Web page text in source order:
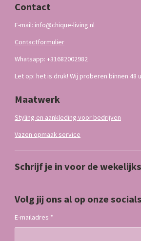
Contact
E-mail: info@chique-living.nl
Contactformulier
Whatsapp: +31682002982
Let op: het is druk! Wij proberen binnen 48
Maatwerk
Styling en aankleding voor bedrijven
Vazen opmaak service
Schrijf je in voor de
Volg jij ons al op onze
E-mailadres *